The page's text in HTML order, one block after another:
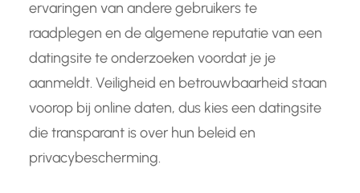
ervaringen van andere gebruikers te
raadplegen en de algemene reputatie van een
datingsite te onderzoeken voordat je je
aanmeldt. Veiligheid en betrouwbaarheid staan
voorop bij online daten, dus kies een datingsite
die transparant is over hun beleid en
privacybescherming.